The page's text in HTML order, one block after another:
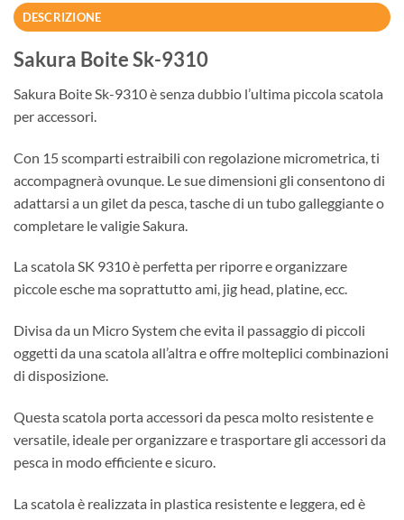
DESCRIZIONE
Sakura Boite Sk-9310
Sakura Boite Sk-9310 è senza dubbio l’ultima piccola scatola
per accessori.
Con 15 scomparti estraibili con regolazione micrometrica, ti
accompagnerà ovunque. Le sue dimensioni gli consentono di
adattarsi a un gilet da pesca, tasche di un tubo galleggiante o
completare le valigie Sakura.
La scatola SK 9310 è perfetta per riporre e organizzare
piccole esche ma soprattutto ami, jig head, platine, ecc.
Divisa da un Micro System che evita il passaggio di piccoli
oggetti da una scatola all’altra e offre molteplici combinazioni
di disposizione.
Questa scatola porta accessori da pesca molto resistente e
versatile, ideale per organizzare e trasportare gli accessori da
pesca in modo efficiente e sicuro.
La scatola è realizzata in plastica resistente e leggera, ed è